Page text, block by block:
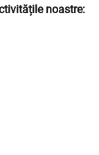
noastre: